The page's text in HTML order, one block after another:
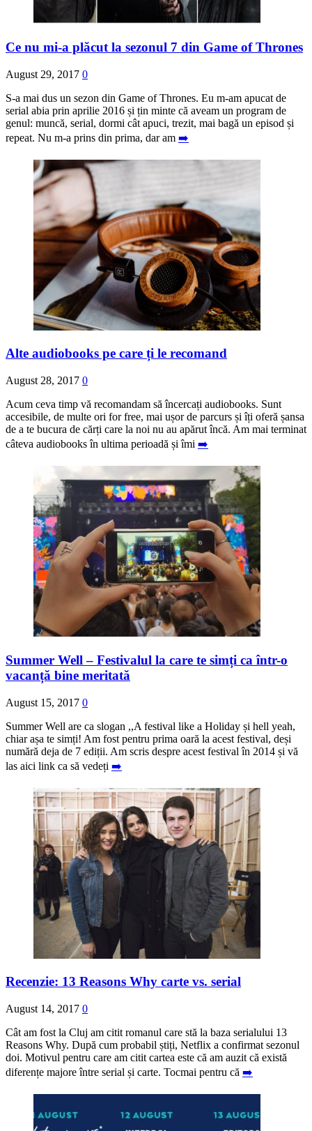
Ce nu mi-a plăcut la sezonul 7 din Game of Thrones
August 29, 2017 0
S-a mai dus un sezon din Game of Thrones. Eu m-am apucat de
serial abia prin aprilie 2016 și țin minte că aveam un program de
genul: muncă, serial, dormi cât apuci, trezit, mai bagă un episod și
repeat. Nu m-a prins din prima, dar am ➡️
Alte audiobooks pe care ți le recomand
August 28, 2017 0
Acum ceva timp vă recomandam să încercați audiobooks. Sunt
accesibile, de multe ori for free, mai ușor de parcurs și îți oferă șansa
de a te bucura de cărți care la noi nu au apărut încă. Am mai terminat
câteva audiobooks în ultima perioadă și îmi ➡️
Summer Well – Festivalul la care te simți ca într-o
vacanță bine meritată
August 15, 2017 0
Summer Well are ca slogan ,,A festival like a Holiday și hell yeah,
chiar așa te simți! Am fost pentru prima oară la acest festival, deși
numără deja de 7 ediții. Am scris despre acest festival în 2014 și vă
las aici link ca să vedeți ➡️
Recenzie: 13 Reasons Why carte vs. serial
August 14, 2017 0
Cât am fost la Cluj am citit romanul care stă la baza serialului 13
Reasons Why. După cum probabil știți, Netflix a confirmat sezonul
doi. Motivul pentru care am citit cartea este că am auzit că există
diferențe majore între serial și carte. Tocmai pentru că ➡️